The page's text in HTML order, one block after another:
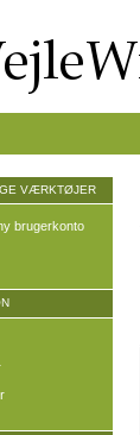
VÆRKTØJER
brugerkonto